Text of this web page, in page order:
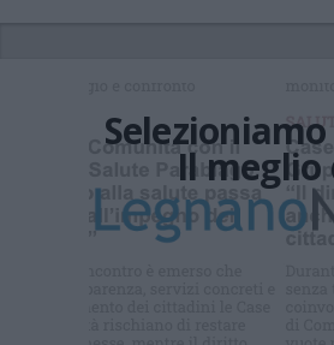
Il meglio